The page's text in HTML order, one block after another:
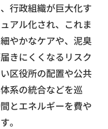
行政組織が巨大化す
アル化され、 これま
やかなケアや、 泥臭
きにくくなるリスク
区役所の配置や公共
系の統合などを巡
とエネルギーを費や
。